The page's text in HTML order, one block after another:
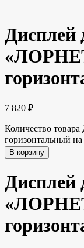
Дисплей
7 820 ₽
Количество
горизонтальный
В корзину
Дисплей